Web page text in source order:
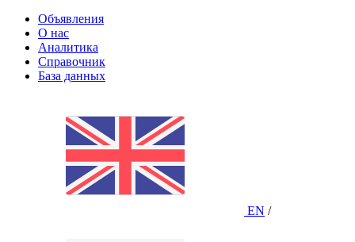
Объявления
О нас
Аналитика
Справочник
База данных
EN /